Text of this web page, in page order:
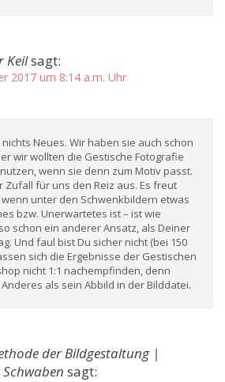
Keilsagt:
2017 um 8:14 a.m. Uhr
Neues. Wir haben sie auch schon
wir wollten die Gestische Fotografie
wenn sie denn zum Motiv passt.
Zufall für uns den Reiz aus. Es freut
unter den Schwenkbildern etwas
bzw. Unerwartetes ist – ist wie
schon ein anderer Ansatz, als Deiner
Und faul bist Du sicher nicht (bei 150
sich die Ergebnisse der Gestischen
nicht 1:1 nachempfinden, denn
als sein Abbild in der Bilddatei.
der Bildgestaltung |
sagt: